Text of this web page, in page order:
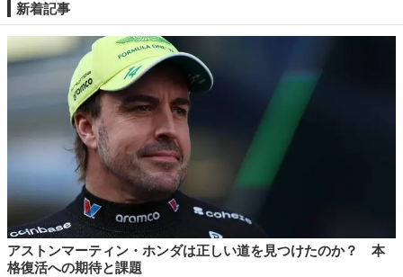
新着記事
アストンマーティン・ホンダは正しい道を見つけたのか？ 本
格復活への期待と課題